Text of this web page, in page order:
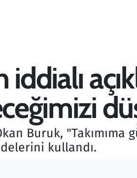
Buruk, "Takımıma
kullandı.